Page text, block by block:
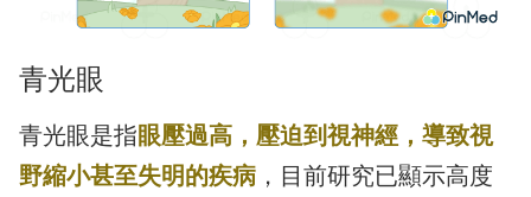
青光眼
青光眼是指眼壓過高，壓迫到視神經，導致視
野縮小甚至失明的疾病 ，目前研究已顯示高度